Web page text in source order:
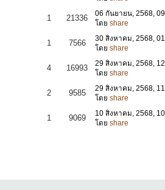
1 21336
06 กันยายน, 2568,
โดย share
1 7566
30 สิงหาคม, 2568,
โดย share
4 16993
29 สิงหาคม, 2568,
โดย share
2 9585
29 สิงหาคม, 2568,
โดย share
1 9069
10 สิงหาคม, 2568,
โดย share